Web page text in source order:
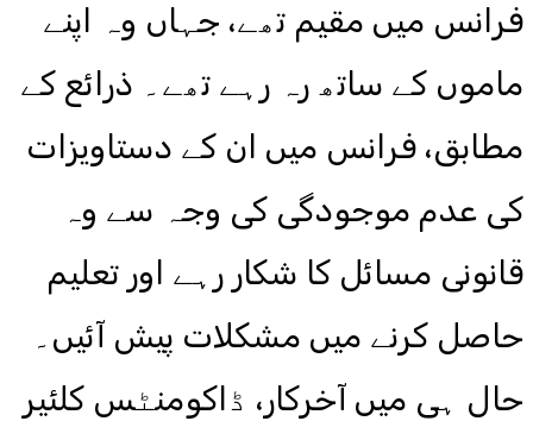
فرانس میں مقیم تھے، جہاں وہ اپنے
ماموں کے ساتھ رہ رہے تھے۔ ذرائع کے
مطابق، فرانس میں ان کے دستاویزات
کی عدم موجودگی کی وجہ سے وہ
قانونی مسائل کا شکار رہے اور تعلیم
حاصل کرنے میں مشکلات پیش آئیں۔
حال ہی میں آخرکار، ڈاکومنٹس کلئیر